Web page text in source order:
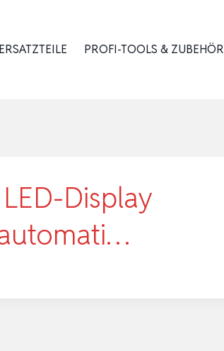
PROFI-TOOLS & ZUBEHÖR
Display